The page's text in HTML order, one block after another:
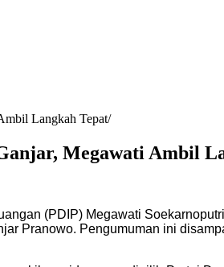
Langkah Tepat
Megawati Ambil
(PDIP) Megawati
Pranowo. Pengumuman ini